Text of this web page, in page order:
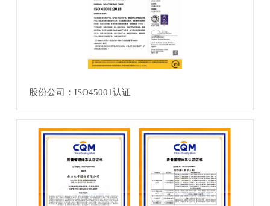
股份公司：ISO45001认证